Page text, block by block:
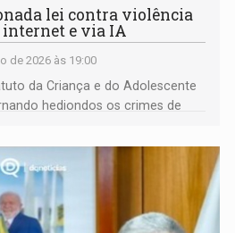
lei contra violência
e via IA
de 2026 às 19:00
da Criança e do Adolescente
hediondos os crimes de